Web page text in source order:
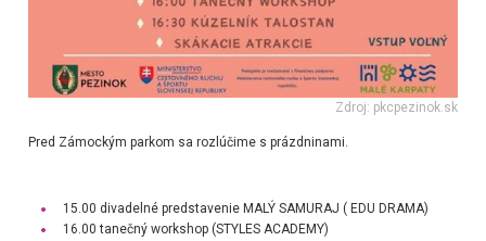
Zdroj: pkcpezinok.sk
Pred Zámockým parkom sa rozlúčime s prázdninami.
15.00 divadelné predstavenie MALÝ SAMURAJ ( EDU DRAMA)
16.00 tanečný workshop (STYLES ACADEMY)